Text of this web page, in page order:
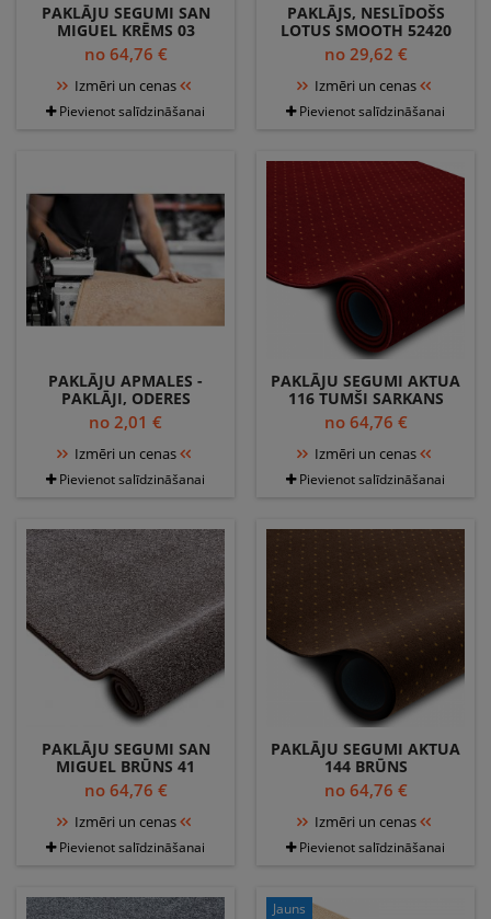
PAKLĀJU SEGUMI SAN
MIGUEL KRĒMS 03
GLUDA, VIENDABĪGA,
VIENKRĀSAINS
no 64,76 €
Izmēri un cenas
Pievienot salīdzināšanai
PAKLĀJS, NESLĪDOŠS
LOTUS SMOOTH 52420
MELANGE BĒŠS
MAZGĀŠANAS
PRETSLĪDĒŠANA
no 29,62 €
Izmēri un cenas
Pievienot salīdzināšanai
PAKLĀJU APMALES -
PAKLĀJI, ODERES
no 2,01 €
Izmēri un cenas
Pievienot salīdzināšanai
PAKLĀJU SEGUMI AKTUA
116 TUMŠI SARKANS
no 64,76 €
Izmēri un cenas
Pievienot salīdzināšanai
PAKLĀJU SEGUMI SAN
MIGUEL BRŪNS 41
GLUDA, VIENDABĪGA,
VIENKRĀSAINS
no 64,76 €
Izmēri un cenas
Pievienot salīdzināšanai
PAKLĀJU SEGUMI AKTUA
144 BRŪNS
no 64,76 €
Izmēri un cenas
Pievienot salīdzināšanai
Jauns